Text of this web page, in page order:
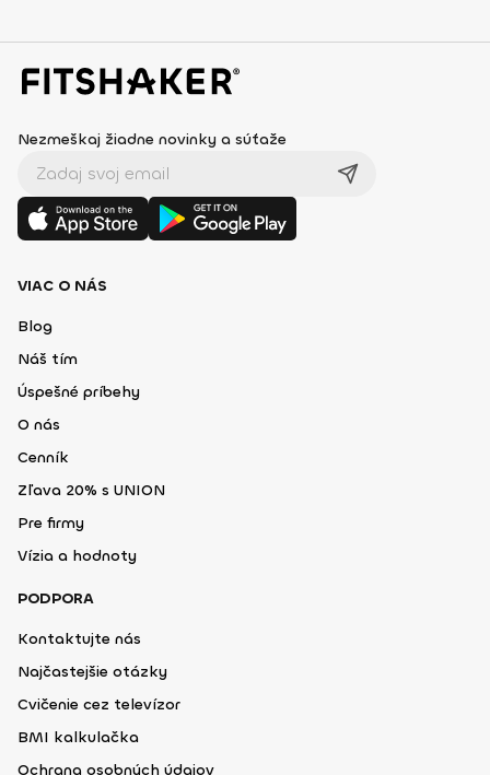
Nezmeškaj žiadne novinky a súťaže
VIAC O NÁS
Blog
Náš tím
Úspešné príbehy
O nás
Cenník
Zľava 20% s UNION
Pre firmy
Vízia a hodnoty
PODPORA
Kontaktujte nás
Najčastejšie otázky
Cvičenie cez televízor
BMI kalkulačka
Ochrana osobných údajov